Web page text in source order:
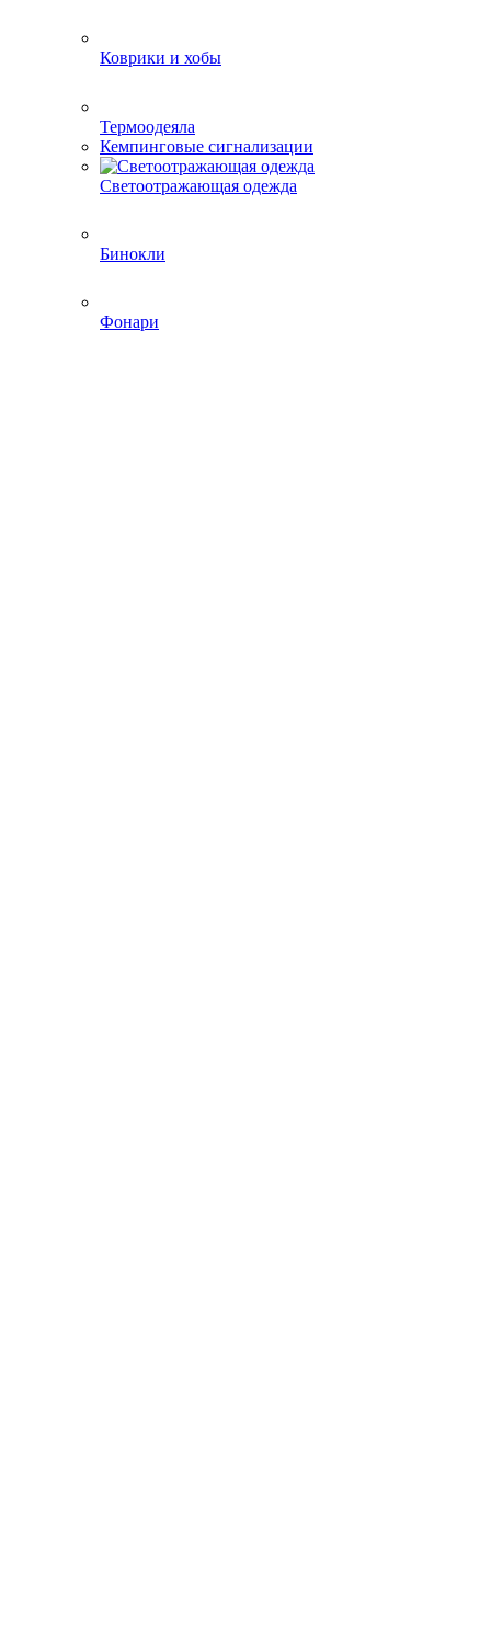
Коврики и хобы
Термоодеяла
Кемпинговые сигнализации
Светоотражающая одежда
Бинокли
Фонари